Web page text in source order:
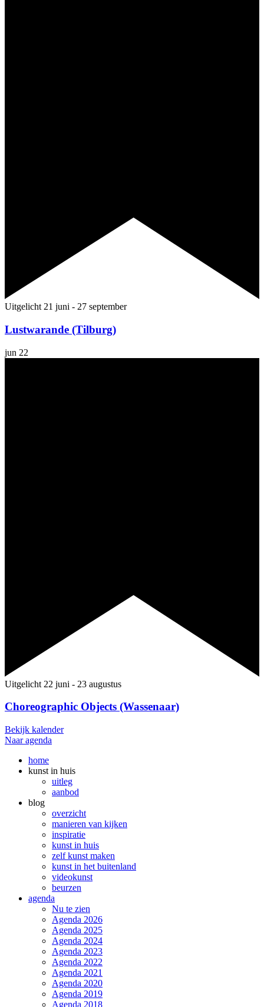
Uitgelicht 21 juni - 27 september
Lustwarande (Tilburg)
jun 22
Uitgelicht 22 juni - 23 augustus
Choreographic Objects (Wassenaar)
Bekijk kalender
Naar agenda
home
kunst in huis
uitleg
aanbod
blog
overzicht
manieren van kijken
inspiratie
kunst in huis
zelf kunst maken
kunst in het buitenland
videokunst
beurzen
agenda
Nu te zien
Agenda 2026
Agenda 2025
Agenda 2024
Agenda 2023
Agenda 2022
Agenda 2021
Agenda 2020
Agenda 2019
Agenda 2018